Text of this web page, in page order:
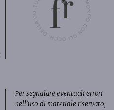
Per segnalare eventuali errori
nell’uso di materiale riservato,